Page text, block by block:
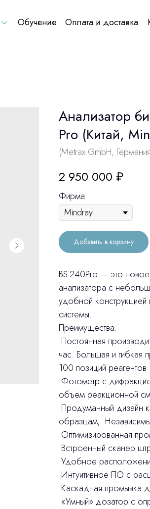
Обучение Оплата и доставка
Анализатор
Pro (Китай,
(Metrax GmbH,
2 950 000 ₽
Фирма
Добавить в корзину
BS-240Pro — это
анализатора с
удобной
системы.
Преимущества:
•Постоянная
час. Большая и
100 позиций
•Фотометр с
объём реакционной
•Продуманный дизайн
образцам;
•Оптимизированная
•Встроенный сканер
•Удобное
•Интуитивное ПО с
•Каскадная промывка
•«Умный» дозатор с